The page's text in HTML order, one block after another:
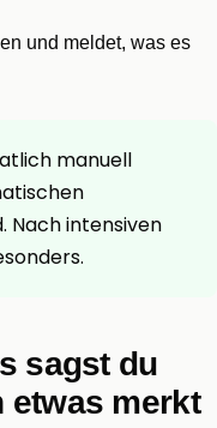
und meldet, was es
manuell
Nach intensiven
sagst du
etwas merkt